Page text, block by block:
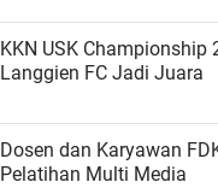
KKN USK Championship
Langgien FC Jadi Juara
Dosen dan Karyawan
Pelatihan Multi Media